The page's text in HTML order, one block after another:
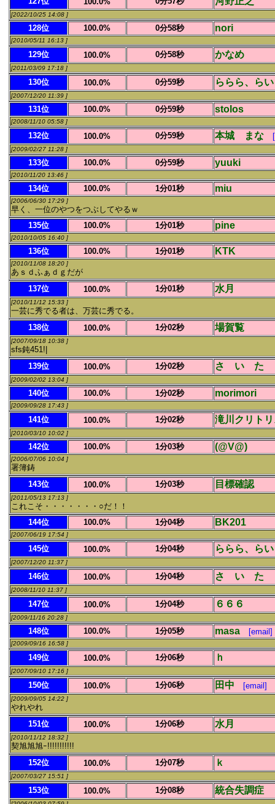
[2022/10/25 14:08 ]
128位 100.0% 0分58秒 nori
[2010/05/11 16:13 ]
129位 100.0% 0分58秒 かなめ
[2011/03/09 17:18 ]
130位 100.0% 0分59秒 ららら、らい
[2007/12/20 11:39 ]
131位 100.0% 0分59秒 stolos
[2008/11/10 05:58 ]
132位 100.0% 0分59秒 本城 まな
[2009/02/27 11:28 ]
133位 100.0% 0分59秒 yuuki
[2010/11/20 13:46 ]
134位 100.0% 1分01秒 miu
[2006/06/30 17:29 ]
早く、一位のやつをつぶしてやるｗ
135位
100.0% 1分01秒 pine
[2010/10/05 16:40 ]
136位 100.0% 1分01秒 KTK
[2010/11/08 18:20 ]
あｓｄふぁｄｇだが
137位
100.0% 1分01秒 水月
[2010/11/12 15:33 ]
一芸に秀でる者は、万芸に秀でる。
138位
100.0% 1分02秒 場賀覧
[2007/09/18 10:38 ]
sfs鈍451!|
139位
100.0% 1分02秒 さ い た
[2009/02/02 13:04 ]
140位 100.0% 1分02秒 morimori
[2009/09/28 17:43 ]
141位 100.0% 1分02秒 滝川クリト
[2010/03/10 10:02 ]
142位 100.0% 1分03秒 (@V@)
[2006/07/06 10:04 ]
署簿鋳
143位
100.0% 1分03秒 目標確認
[2011/05/13 17:13 ]
これこそ・・・・・・・○だ！！
144位
100.0% 1分04秒 BK201
[2007/06/19 17:54 ]
145位 100.0% 1分04秒 ららら、らい
[2007/12/20 11:37 ]
146位 100.0% 1分04秒 さ い た
[2008/11/10 11:37 ]
147位 100.0% 1分04秒 ６６６
[2009/11/16 20:28 ]
148位 100.0% 1分05秒 masa [email]
[2009/09/16 16:58 ]
149位 100.0% 1分06秒 ｈ
[2007/09/10 17:16 ]
150位 100.0% 1分06秒 田中 [email]
[2009/09/05 14:22 ]
やれやれ
151位
100.0% 1分06秒 水月
[2010/11/12 18:32 ]
契旭旭旭ｰ!!!!!!!!!!!
152位
100.0% 1分07秒 ｋ
[2007/03/27 15:51 ]
153位 100.0% 1分08秒 統合失調症